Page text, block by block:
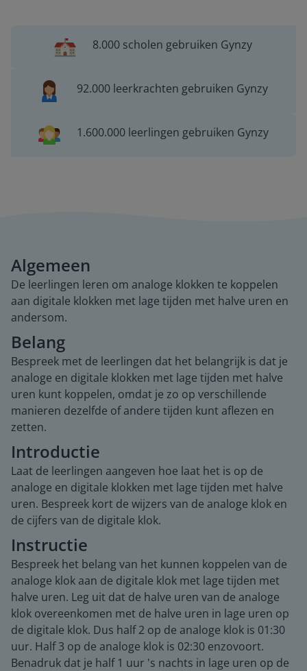
8.000 scholen gebruiken Gynzy
92.000 leerkrachten gebruiken Gynzy
1.600.000 leerlingen gebruiken Gynzy
Algemeen
De leerlingen leren om analoge klokken te koppelen
aan digitale klokken met lage tijden met halve uren en
andersom.
Belang
Bespreek met de leerlingen dat het belangrijk is dat je
analoge en digitale klokken met lage tijden met halve
uren kunt koppelen, omdat je zo op verschillende
manieren dezelfde of andere tijden kunt aflezen en
zetten.
Introductie
Laat de leerlingen aangeven hoe laat het is op de
analoge en digitale klokken met lage tijden met halve
uren. Bespreek kort de wijzers van de analoge klok en
de cijfers van de digitale klok.
Instructie
Bespreek het belang van het kunnen koppelen van de
analoge klok aan de digitale klok met lage tijden met
halve uren. Leg uit dat de halve uren van de analoge
klok overeenkomen met de halve uren in lage uren op
de digitale klok. Dus half 2 op de analoge klok is 01:30
uur. Half 3 op de analoge klok is 02:30 enzovoort.
Benadruk dat je half 1 uur 's nachts in lage uren op de